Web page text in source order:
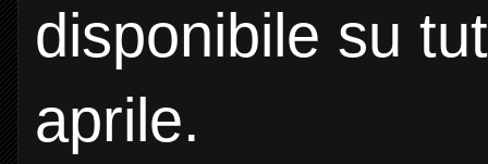
disponibile su
aprile.